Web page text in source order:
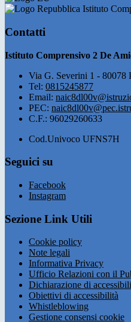
Istituto
Contatti
Istituto Comprensivo 2 De
Via G. Severini 1 - 80078
Tel: 0815245877
Email:
PEC:
C.F.: 96029260633
Cod.Univoco UFNS7H
Seguici su
Facebook
Instagram
Sezione Link Utili
Cookie policy
Note legali
Informativa Privacy
Ufficio Relazioni con il
Dichiarazione di
Obiettivi di accessibilità
Whistleblowing
Gestione consensi cookie